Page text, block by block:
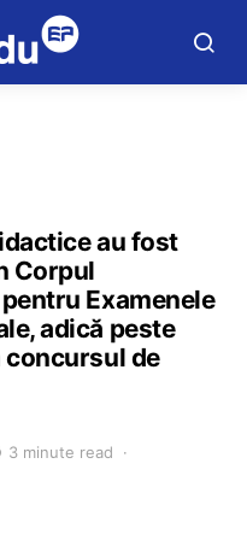
au fost
Corpul
Examenele
adică peste
de
3 minute read